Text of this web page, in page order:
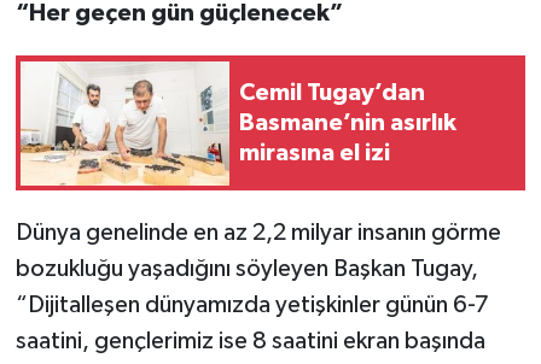
“Her geçen gün güçlenecek”
Cemil Tugay’dan
Basmane’nin asırlık
mirasına el izi
Dünya genelinde en az 2,2 milyar insanın görme
bozukluğu yaşadığını söyleyen Başkan Tugay,
“Dijitalleşen dünyamızda yetişkinler günün 6-7
saatini, gençlerimiz ise 8 saatini ekran başında